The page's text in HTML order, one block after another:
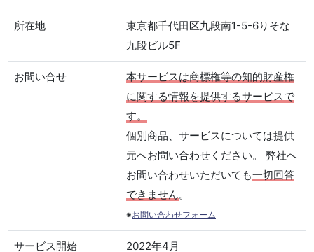
所在地
東京都千代田区九段南1-5-6りそな
九段ビル5F
お問い合せ
本サービスは商標権等の知的財産権
に関する情報を提供するサービスで
す。
個別商品、サービスについては提供
元へお問い合わせください。 弊社へ
お問い合わせいただいても一切回答
できません。
※お問い合わせフォーム
サービス開始 2022年4月